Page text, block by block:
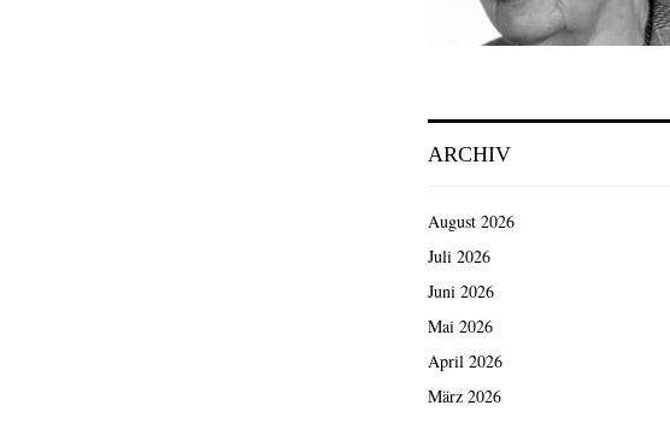
ARCHIV
August 2026
Juli 2026
Juni 2026
Mai 2026
April 2026
März 2026